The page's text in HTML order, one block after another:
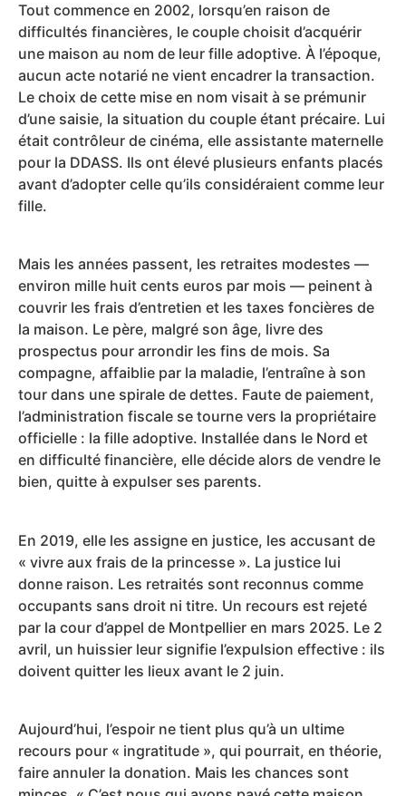
Tout commence en 2002, lorsqu’en raison de
difficultés financières, le couple choisit d’acquérir
une maison au nom de leur fille adoptive. À l’époque,
aucun acte notarié ne vient encadrer la transaction.
Le choix de cette mise en nom visait à se prémunir
d’une saisie, la situation du couple étant précaire. Lui
était contrôleur de cinéma, elle assistante maternelle
pour la DDASS. Ils ont élevé plusieurs enfants placés
avant d’adopter celle qu’ils considéraient comme leur
fille.
Mais les années passent, les retraites modestes —
environ mille huit cents euros par mois — peinent à
couvrir les frais d’entretien et les taxes foncières de
la maison. Le père, malgré son âge, livre des
prospectus pour arrondir les fins de mois. Sa
compagne, affaiblie par la maladie, l’entraîne à son
tour dans une spirale de dettes. Faute de paiement,
l’administration fiscale se tourne vers la propriétaire
officielle : la fille adoptive. Installée dans le Nord et
en difficulté financière, elle décide alors de vendre le
bien, quitte à expulser ses parents.
En 2019, elle les assigne en justice, les accusant de
« vivre aux frais de la princesse ». La justice lui
donne raison. Les retraités sont reconnus comme
occupants sans droit ni titre. Un recours est rejeté
par la cour d’appel de Montpellier en mars 2025. Le 2
avril, un huissier leur signifie l’expulsion effective : ils
doivent quitter les lieux avant le 2 juin.
Aujourd’hui, l’espoir ne tient plus qu’à un ultime
recours pour « ingratitude », qui pourrait, en théorie,
faire annuler la donation. Mais les chances sont